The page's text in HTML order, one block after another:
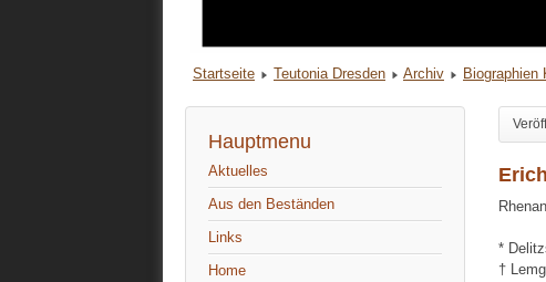
Startseite Teutonia Dresden Archiv Biographien
Hauptmenu
Aktuelles
Aus den Beständen
Links
Home
*
†